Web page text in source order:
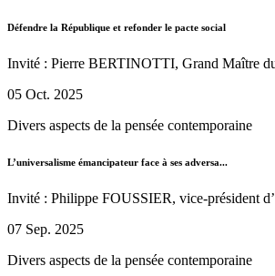
Défendre la République et refonder le pacte social
Invité : Pierre BERTINOTTI, Grand Maître
05 Oct. 2025
Divers aspects de la pensée contemporaine
L’universalisme émancipateur face à ses adversa...
Invité : Philippe FOUSSIER, vice-président
07 Sep. 2025
Divers aspects de la pensée contemporaine